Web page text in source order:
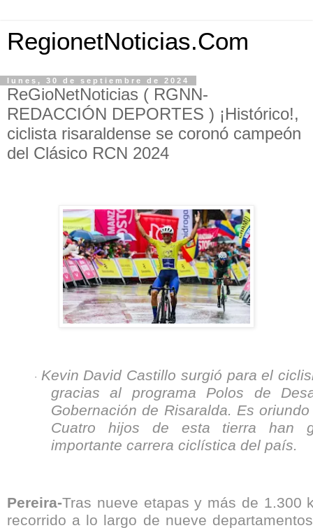
RegionetNoticias.Com
lunes, 30 de septiembre de 2024
ReGioNetNoticias ( RGNN-
REDACCIÓN DEPORTES ) ¡Histórico!,
ciclista risaraldense se coronó campeón
del Clásico RCN 2024
· Kevin David Castillo surgió para el
gracias al programa Polos de
Gobernación de Risaralda. Es
Cuatro hijos de esta tierra han
importante carrera ciclística del país.
Pereira-Tras nueve etapas y más de 1.300
recorrido a lo largo de nueve